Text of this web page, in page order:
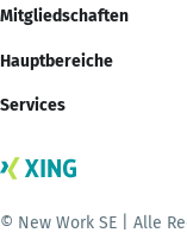
Mitgliedschaften
Hauptbereiche
Services
© New Work SE | Alle